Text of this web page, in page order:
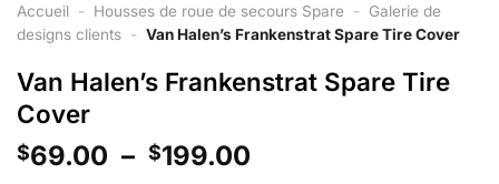
Accueil - Housses de roue de secours Spare -
Galerie de
designs clients - Van Halen’s Frankenstrat Spare Tire Cover
Van Halen’s Frankenstrat Spare Tire
Cover
$69.00 – $199.00